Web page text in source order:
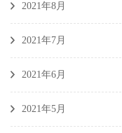
2021年8月
2021年7月
2021年6月
2021年5月